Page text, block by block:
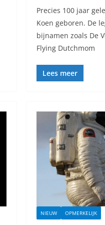
Precies 100 jaar
Koen geboren. De
bijnamen zoals De
Flying Dutchmom
Lees meer
NIEUW OPMERKELIJK